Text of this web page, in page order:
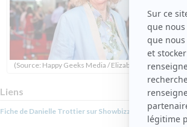
(Source: Happy Geeks Media / Elizabeth Lepage-Boily)
Liens
Fiche de Danielle Trottier sur Showbizz.net